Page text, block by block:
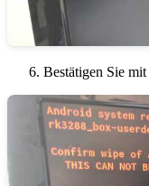
Bestätigen Sie mit